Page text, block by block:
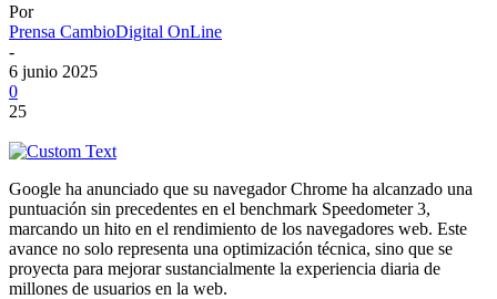
Por
Prensa CambioDigital OnLine
-
6 junio 2025
0
25
Google ha anunciado que su navegador Chrome ha alcanzado una
puntuación sin precedentes en el benchmark Speedometer 3,
marcando un hito en el rendimiento de los navegadores web. Este
avance no solo representa una optimización técnica, sino que se
proyecta para mejorar sustancialmente la experiencia diaria de
millones de usuarios en la web.